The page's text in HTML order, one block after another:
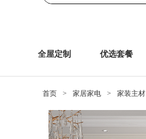
全屋定制 优选套餐
首页 > 家居家电 > 家装主材